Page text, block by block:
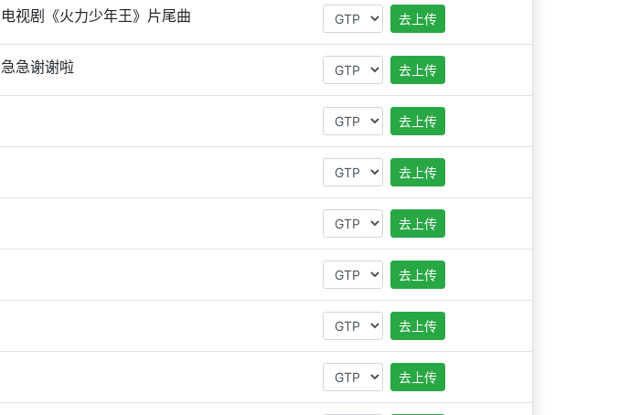
电视剧《火力少年王》片尾曲 去上传
急急谢谢啦 去上传
去上传
去上传
去上传
去上传
去上传
去上传